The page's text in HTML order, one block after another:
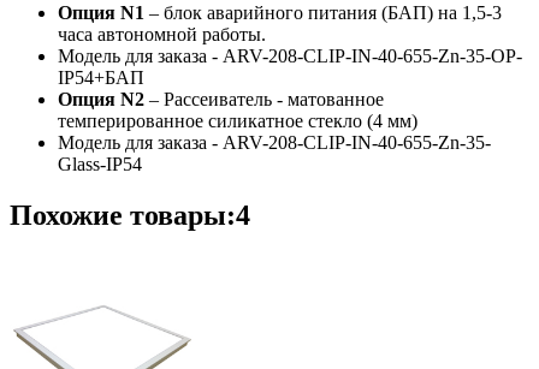
Опция N1 – блок аварийного питания (БАП) на 1,5-3
часа автономной работы.
Модель для заказа - ARV-208-CLIP-IN-40-655-Zn-35-OP-
IP54+БАП
Опция N2 – Рассеиватель - матованное
темперированное силикатное стекло (4 мм)
Модель для заказа - ARV-208-CLIP-IN-40-655-Zn-35-
Glass-IP54
Похожие товары:4